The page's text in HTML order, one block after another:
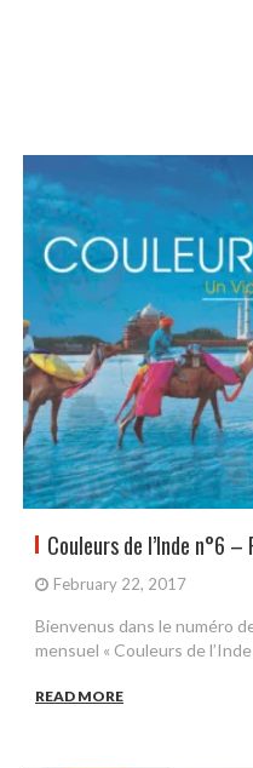
Couleurs de l’Inde n°6 –
February 22, 2017
Bienvenus dans le numéro
mensuel « Couleurs de l’Inde
READ MORE